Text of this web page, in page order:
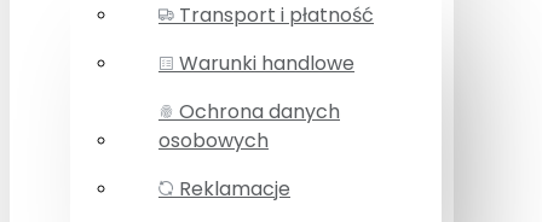
Transport i płatność
Warunki handlowe
Ochrona danych
osobowych
Reklamacje